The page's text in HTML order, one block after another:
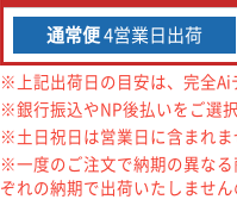
通常便4営業日出荷
※上記出荷日の目安は、完全Ai
※銀行振込やNP後払いをご選
※土日祝日は営業日に含まれま
※一度のご注文で納期の異な
ぞれの納期で出荷いたしません